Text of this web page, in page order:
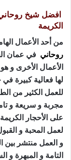
افضل شيخ
الكريمة
من أحد الأعمال
روحاني في عمان
الأعمال الأخرى و
لها فعالية كبيرة
للعمل الكثير من
مجربة و سريعة و
على الأحجار
لعمل المحبة و
و العمل منتشر بين
التامة و المبهرة